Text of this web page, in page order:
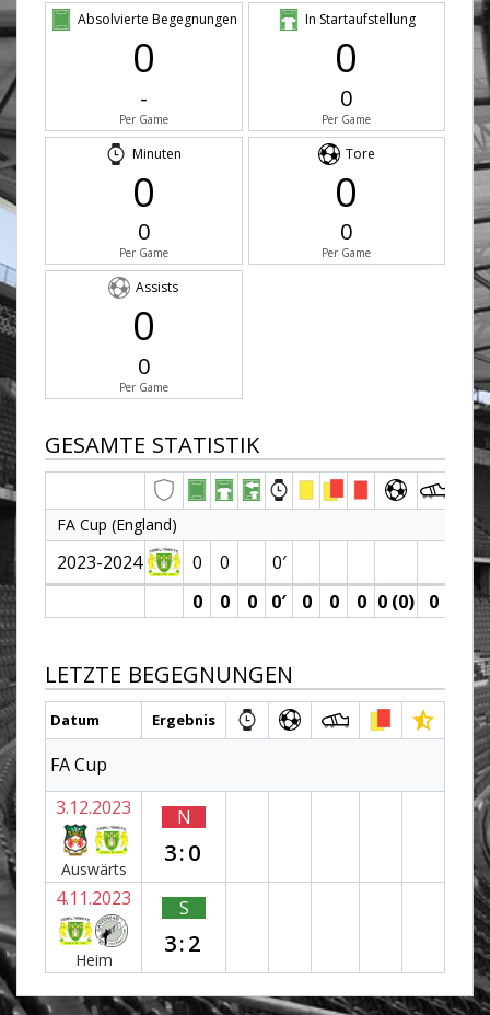
Absolvierte Begegnungen
0
-
Per Game
In Startaufstellung
0
0
Per Game
Minuten
0
0
Per Game
Tore
0
0
Per Game
Assists
0
0
Per Game
GESAMTE STATISTIK
FA Cup (England)
2023-2024 0 0
0′
0
0 0 0′ 0 0 0 0 (0) 0
LETZTE BEGEGNUNGEN
Datum Ergebnis
FA Cup
3.12.2023
Auswärts
N
3:0
4.11.2023
Heim
S
3:2